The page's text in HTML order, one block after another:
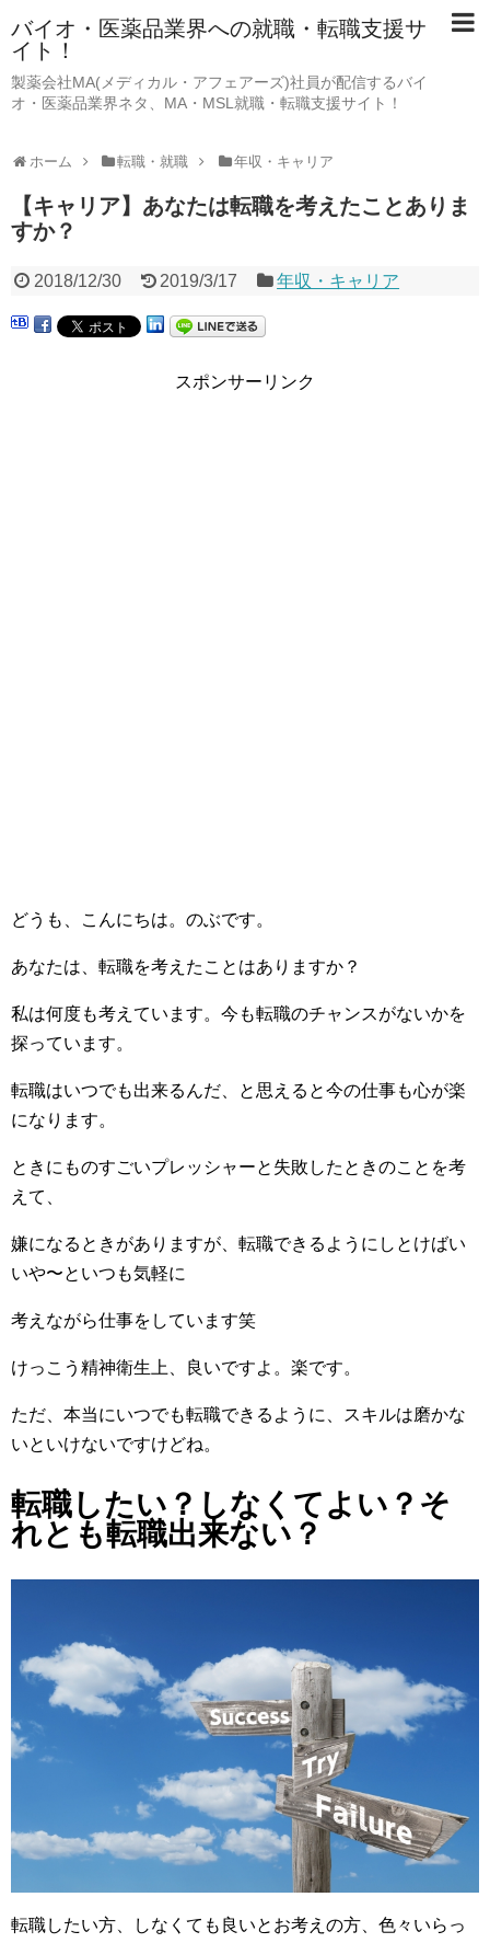
バイオ・医薬品業界への就職・転職支援サ
イト！
製薬会社MA(メディカル・アフェアーズ)社員が配信するバイ
オ・医薬品業界ネタ、MA・MSL就職・転職支援サイト！
ホーム 転職・就職 年収・キャリア
【キャリア】あなたは転職を考えたことありま
すか？
2018/12/30 2019/3/17 年収・キャリア
スポンサーリンク
どうも、こんにちは。のぶです。
あなたは、転職を考えたことはありますか？
私は何度も考えています。今も転職のチャンスがないかを
探っています。
転職はいつでも出来るんだ、と思えると今の仕事も心が楽
になります。
ときにものすごいプレッシャーと失敗したときのことを考
えて、
嫌になるときがありますが、転職できるようにしとけばい
いや〜といつも気軽に
考えながら仕事をしています笑
けっこう精神衛生上、良いですよ。楽です。
ただ、本当にいつでも転職できるように、スキルは磨かな
いといけないですけどね。
転職したい？しなくてよい？そ
れとも転職出来ない？
転職したい方、しなくても良いとお考えの方、色々いらっ